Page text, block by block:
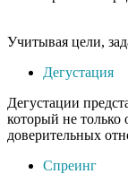
Учитывая цели,
Дегустация
Дегустации
который не только
доверительных
Спреинг